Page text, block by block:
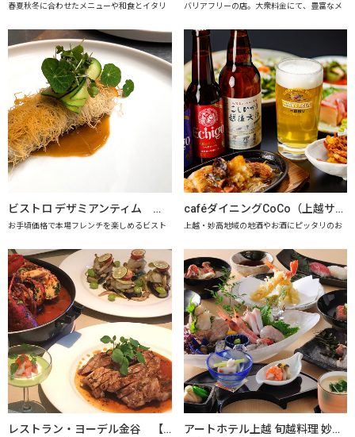
春夏秋冬に合わせたメニューや和食とイタリ バリアフリーの店。大衆料金にて、豊富なメ
ビストロ デザミアンティム 【上越市地産地消推進の店認定店】
お手頃価格で本場フレンチを楽しめるビスト
caféダイニングCoCo（上越サンプラザホテル） 【上越市地産地消推進の店認定店】
上越・妙高地域の地酒やお酒にピッタリのお
レストラン・ヨーデル金谷 【上越市地産地消推進の店認定店】 アートホテル上越 旬越料理 妙高 【上越市地産地消推進の店認定店】